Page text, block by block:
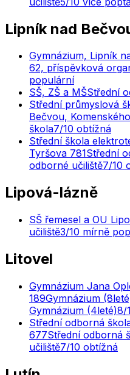
Lipník nad
Gymnázium, Lipník
62, příspěvková
populární
SŠ, ZŠ a MŠStřední
Střední průmyslová
Bečvou,
škola7/10 obtížná
Střední škola
Tyršova 781Střední
odborné učiliště7/10
Lipová-lázně
SŠ řemesel a OU
učiliště3/10 mírně
Litovel
Gymnázium Jana
189Gymnázium
Gymnázium (4leté)8/
Střední odborná
677Střední odborná
učiliště7/10 obtížná